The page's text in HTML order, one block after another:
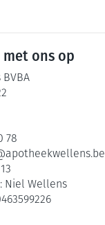
ons op
78
apotheekwellens.be
Niel Wellens